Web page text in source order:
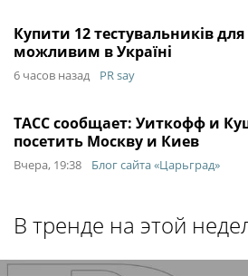
Купити 12 тестувальників
можливим в Україні
6 часов назад PR say
ТАСС сообщает: Уиткофф и
посетить Москву и Киев
Вчера, 19:38 Блог сайта «Царьград»
В тренде на этой